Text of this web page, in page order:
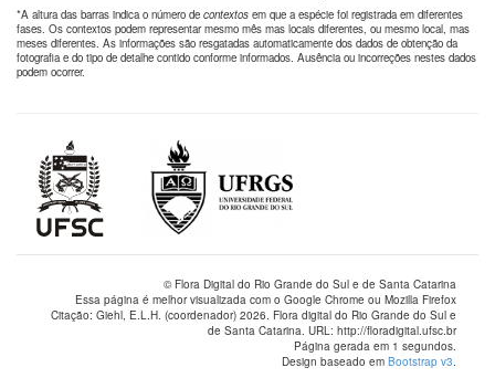
*A altura das barras indica o número de contextos em que a espécie foi registrada em diferentes
fases. Os contextos podem representar mesmo mês mas locais diferentes, ou mesmo local, mas
meses diferentes. As informações são resgatadas automaticamente dos dados de obtenção da
fotografia e do tipo de detalhe contido conforme informados. Ausência ou incorreções nestes dados
podem ocorrer.
© Flora Digital do Rio Grande do Sul e de Santa Catarina
Essa página é melhor visualizada com o Google Chrome ou Mozilla Firefox
Citação: Giehl, E.L.H. (coordenador) 2026. Flora digital do Rio Grande do Sul e
de Santa Catarina. URL: http://floradigital.ufsc.br
Página gerada em 1 segundos.
Design baseado em Bootstrap v3